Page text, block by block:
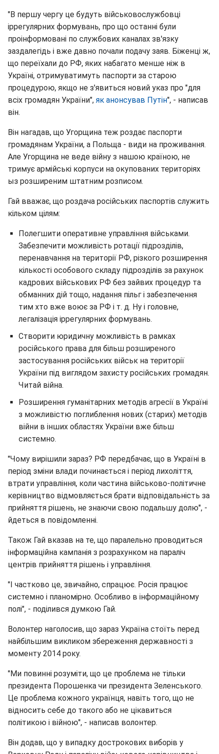
"В першу чергу це будуть військовослужбовці
іррегулярних формувань, про що останні були
проінформовані по службових каналах зв'язку
заздалегідь і вже давно почали подачу заяв. Біженці ж,
що переїхали до РФ, яких набагато менше ніж в
Україні, отримуватимуть паспорти за старою
процедурою, якщо не з'явиться новий указ про "для
всіх громадян України", як анонсував Путін", - написав
він.
Він нагадав, що Угорщина теж роздає паспорти
громадянам України, а Польща - види на проживання.
Але Угорщина не веде війну з нашою країною, не
тримує армійські корпуси на окупованих територіях
ыз розширеним штатним розписом.
Гай вважає, що роздача російських паспортів служить
кільком цілям:
Полегшити оперативне управління військами.
Забезпечити можливість ротації підрозділів,
перенавчання на території РФ, різкого розширення
кількості особового складу підрозділів за рахунок
кадрових військових РФ без зайвих процедур та
обманних дій тощо, надання пільг і забезпечення
тим хто вже воює за РФ і т. д. Ну і головне,
легалізація іррегулярних формувань.
Створити юридичну можливість в рамках
російського права для більш розширеного
застосування російських військ на території
України під виглядом захисту російських громадян.
Читай війна.
Розширення гуманітарних методів агресії в Україні
з можливістю поглиблення нових (старих) методів
війни в інших областях України вже більш
системно.
"Чому вирішили зараз? РФ передбачає, що в Україні в
період зміни влади починається і період лихоліття,
втрати управління, коли частина військово-політичне
керівництво відмовляється брати відповідальність за
прийняття рішень, не знаючи свою подальшу долю", -
йдеться в повідомленні.
Також Гай вказав на те, що паралельно проводиться
інформаційна кампанія з розрахунком на параліч
центрів прийняття рішень і управління.
"І частково це, звичайно, спрацює. Росія працює
системно і планомірно. Особливо в інформаційному
полі", - поділився думкою Гай.
Волонтер наголосив, що зараз Україна стоїть перед
найбільшим викликом збереження державності з
моменту 2014 року.
"Ми повинні розуміти, що це проблема не тільки
президента Порошенка чи президента Зеленського.
Це проблема кожного українця, навіть того, що не
відносить себе до такого або не цікавиться
політикою і війною", - написав волонтер.
Він додав, що у випадку дострокових виборів у